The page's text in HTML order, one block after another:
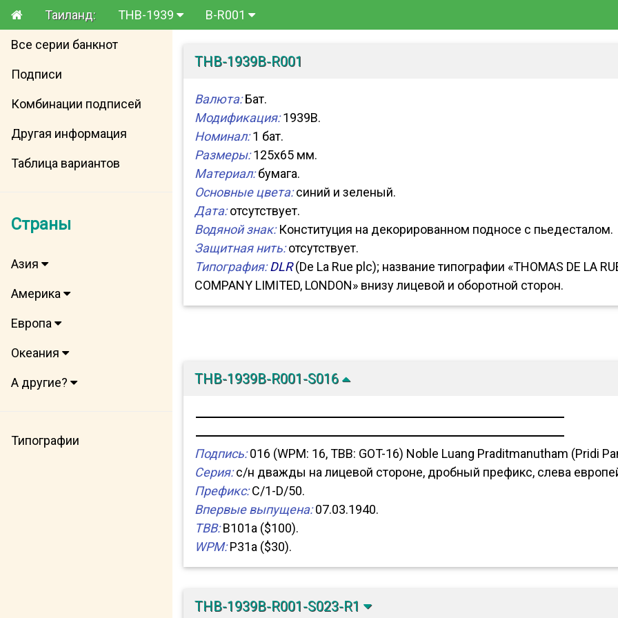
Таиланд: THB-1939 B-R001
Все серии банкнот
Подписи
Комбинации подписей
Другая информация
Таблица вариантов
Страны
Азия
Америка
Европа
Океания
А другие?
Типографии
THB-1939B-R001
Валюта:Бат.
Модификация:1939B.
Номинал:1 бат.
Размеры:125x65 мм.
Материал:бумага.
Основные цвета:синий и зеленый.
Дата:отсутствует.
Водяной знак:Конституция на декорированном подносе с пьедесталом.
Защитная нить:отсутствует.
Типография: DLR(De La Rue plc); название типографии «THOMAS DE LA
COMPANY LIMITED, LONDON» внизу лицевой и оборотной сторон.
THB-1939B-R001-S016
Подпись:016 (WPM: 16, TBB: GOT-16) Noble Luang Praditmanutham (Pridi
Серия:с/н дважды на лицевой стороне, дробный префикс, слева
Префикс:C/1-D/50.
Впервые выпущена:07.03.1940.
TBB:B101a ($100).
WPM:P31a ($30).
THB-1939B-R001-S023-R1